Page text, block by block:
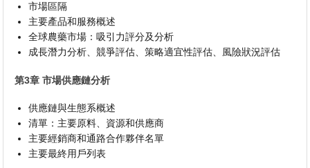
市場區隔
主要產品和服務概述
全球農藥市場：吸引力評分及分析
成長潛力分析、競爭評估、策略適宜性評估、風險狀況評估
第3章 市場供應鏈分析
供應鏈與生態系概述
清單：主要原料、資源和供應商
主要經銷商和通路合作夥伴名單
主要最終用戶列表